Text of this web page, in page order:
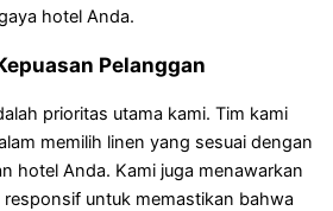
hotel Anda.
Pelanggan
prioritas utama kami. Tim kami
memilih linen yang sesuai dengan
hotel Anda. Kami juga menawarkan
responsif untuk memastikan bahwa